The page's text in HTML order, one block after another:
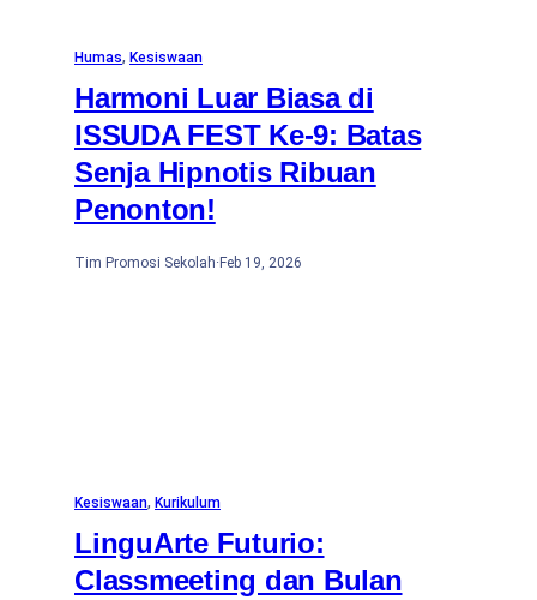
Humas, Kesiswaan
Harmoni Luar Biasa di
ISSUDA FEST Ke-9: Batas
Senja Hipnotis Ribuan
Penonton!
Tim Promosi Sekolah· Feb 19, 2026
Kesiswaan, Kurikulum
LinguArte Futurio:
Classmeeting dan Bulan